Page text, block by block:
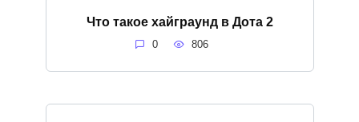
Что такое хайграунд в Дота 2
0 806